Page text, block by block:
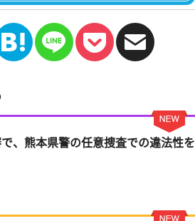
、熊本県警の任意捜査での違法性を